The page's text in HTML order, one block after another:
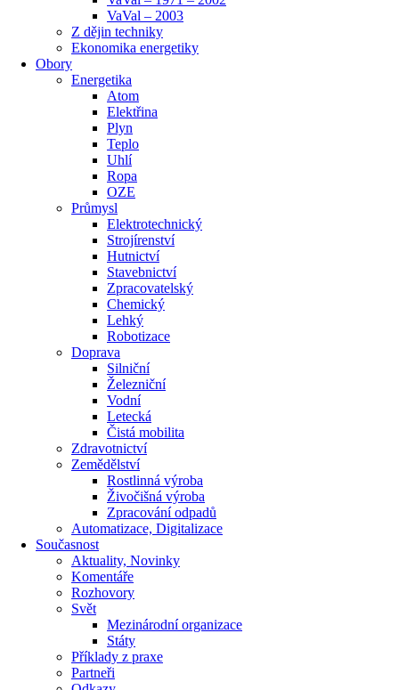
VaVal – 2003
Z dějin techniky
Ekonomika energetiky
Obory
Energetika
Atom
Elektřina
Plyn
Teplo
Uhlí
Ropa
OZE
Průmysl
Elektrotechnický
Strojírenství
Hutnictví
Stavebnictví
Zpracovatelský
Chemický
Lehký
Robotizace
Doprava
Silniční
Železniční
Vodní
Letecká
Čistá mobilita
Zdravotnictví
Zemědělství
Rostlinná výroba
Živočišná výroba
Zpracování odpadů
Automatizace, Digitalizace
Současnost
Aktuality, Novinky
Komentáře
Rozhovory
Svět
Mezinárodní organizace
Státy
Příklady z praxe
Partneři